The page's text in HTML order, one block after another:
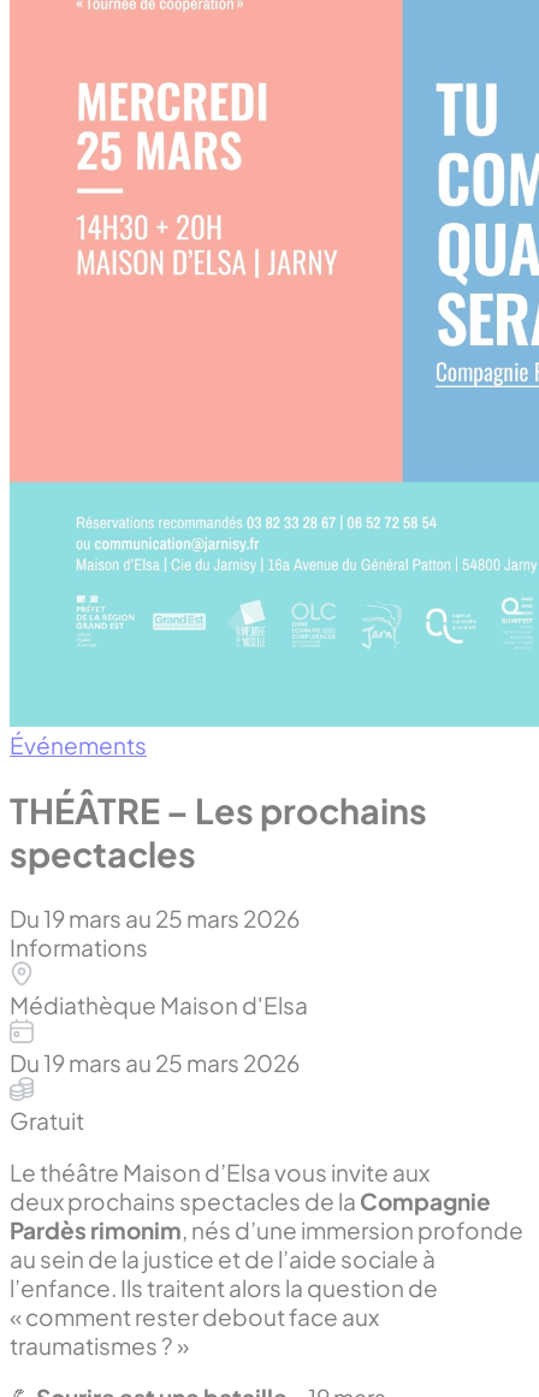
Événements
THÉÂTRE – Les prochains
spectacles
Du 19 mars au 25 mars 2026
Informations
Médiathèque Maison d'Elsa
Du 19 mars au 25 mars 2026
Gratuit
Le théâtre Maison d’Elsa vous invite aux
deux prochains spectacles de la Compagnie
Pardès rimonim, nés d’une immersion profonde
au sein de la justice et de l’aide sociale à
l’enfance. Ils traitent alors la question de
« comment rester debout face aux
traumatismes ? »